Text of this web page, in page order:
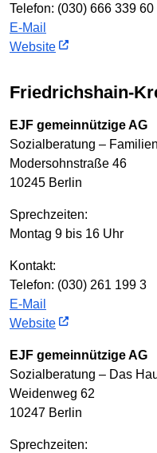
Telefon: (030) 666 339 60
E-Mail
Website
Friedrichshain-
EJF gemeinnützige AG
Sozialberatung –
Modersohnstraße 46
10245 Berlin
Sprechzeiten:
Montag 9 bis 16 Uhr
Kontakt:
Telefon: (030) 261 199 3
E-Mail
Website
EJF gemeinnützige AG
Sozialberatung – Das
Weidenweg 62
10247 Berlin
Sprechzeiten: